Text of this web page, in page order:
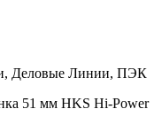
Деловые Линии, ПЭК
51 мм HKS Hi-Power